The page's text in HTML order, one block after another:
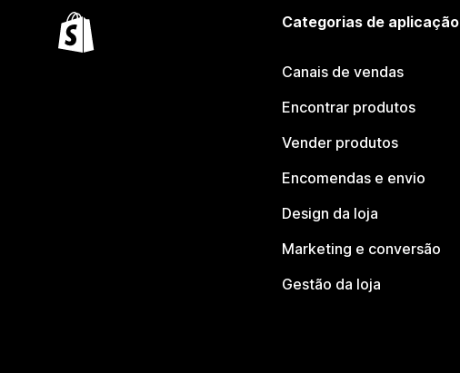
Categorias de aplicação
Canais de vendas
Encontrar produtos
Vender produtos
Encomendas e envio
Design da loja
Marketing e conversão
Gestão da loja